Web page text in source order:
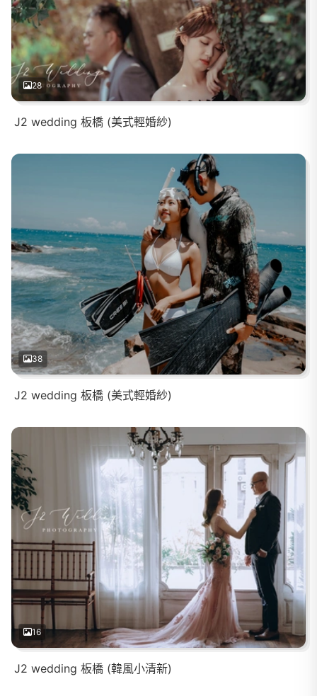
28
J2 wedding 板橋 (美式輕婚紗)
38
J2 wedding 板橋 (美式輕婚紗)
16
J2 wedding 板橋 (韓風小清新)